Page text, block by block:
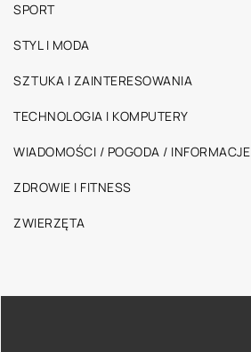
SPORT
STYL I MODA
SZTUKA I ZAINTERESOWANIA
TECHNOLOGIA I KOMPUTERY
WIADOMOŚCI / POGODA / INFORMACJE
ZDROWIE I FITNESS
ZWIERZĘTA